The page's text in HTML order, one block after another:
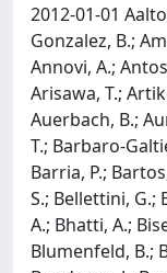
2012-01-01
Gonzalez, B.;
Annovi, A.;
Arisawa, T.;
Auerbach, B.;
T.; Barbaro-
Barria, P.;
S.; Bellettini, G.;
A.; Bhatti, A.;
Blumenfeld, B.;